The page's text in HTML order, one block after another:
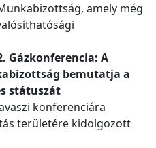
amely még
Gázkonferencia: A
bemutatja a
státuszát
konferenciára
területére kidolgozott